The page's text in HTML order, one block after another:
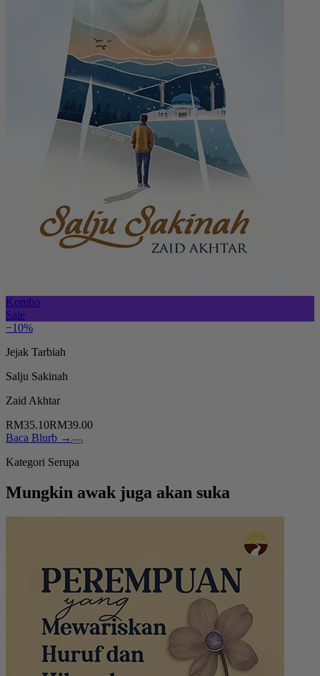
Kombo
Sale
−10%
Jejak Tarbiah
Salju Sakinah
Zaid Akhtar
RM35.10RM39.00
Baca Blurb →
Kategori Serupa
Mungkin awak juga akan suka